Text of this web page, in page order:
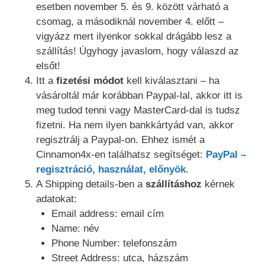
esetben november 5. és 9. között várható a
csomag, a másodiknál november 4. előtt –
vigyázz mert ilyenkor sokkal drágább lesz a
szállítás! Úgyhogy javaslom, hogy válaszd az
elsőt!
Itt a fizetési módot kell kiválasztani – ha
vásároltál már korábban Paypal-lal, akkor itt is
meg tudod tenni vagy MasterCard-dal is tudsz
fizetni. Ha nem ilyen bankkártyád van, akkor
regisztrálj a Paypal-on. Ehhez ismét a
Cinnamon4x-en találhatsz segítséget: PayPal –
regisztráció, használat, előnyök.
A Shipping details-ben a szállításhoz kérnek
adatokat:
Email address: email cím
Name: név
Phone Number: telefonszám
Street Address: utca, házszám